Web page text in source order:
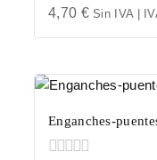
0
of
4,70 € Sin IVA |
Enganches-